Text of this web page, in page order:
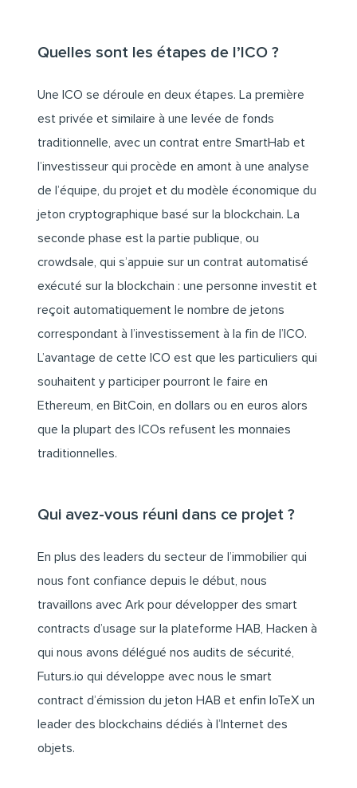
Quelles sont les étapes de l’ICO ?
Une ICO se déroule en deux étapes. La première
est privée et similaire à une levée de fonds
traditionnelle, avec un contrat entre SmartHab et
l’investisseur qui procède en amont à une analyse
de l’équipe, du projet et du modèle économique du
jeton cryptographique basé sur la blockchain. La
seconde phase est la partie publique, ou
crowdsale, qui s’appuie sur un contrat automatisé
exécuté sur la blockchain : une personne investit et
reçoit automatiquement le nombre de jetons
correspondant à l’investissement à la fin de l’ICO.
L’avantage de cette ICO est que les particuliers qui
souhaitent y participer pourront le faire en
Ethereum, en BitCoin, en dollars ou en euros alors
que la plupart des ICOs refusent les monnaies
traditionnelles.
Qui avez-vous réuni dans ce projet ?
En plus des leaders du secteur de l’immobilier qui
nous font confiance depuis le début, nous
travaillons avec Ark pour développer des smart
contracts d’usage sur la plateforme HAB, Hacken à
qui nous avons délégué nos audits de sécurité,
Futurs.io qui développe avec nous le smart
contract d’émission du jeton HAB et enfin IoTeX un
leader des blockchains dédiés à l’Internet des
objets.